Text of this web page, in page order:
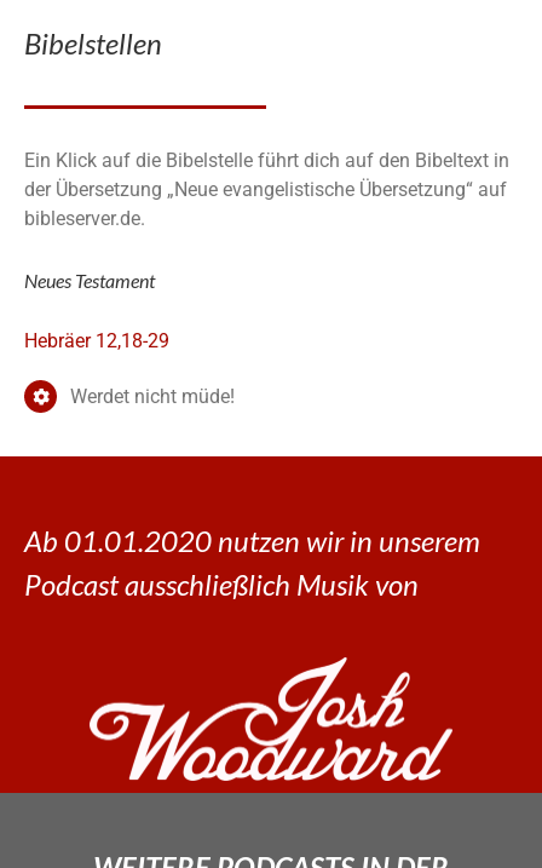
Bibelstellen
Ein Klick auf die Bibelstelle führt dich auf den Bibeltext in
der Übersetzung „Neue evangelistische Übersetzung“ auf
bibleserver.de.
Neues Testament
Hebräer 12,18-29
Werdet nicht müde!
Ab 01.01.2020 nutzen wir in unserem
Podcast ausschließlich Musik von